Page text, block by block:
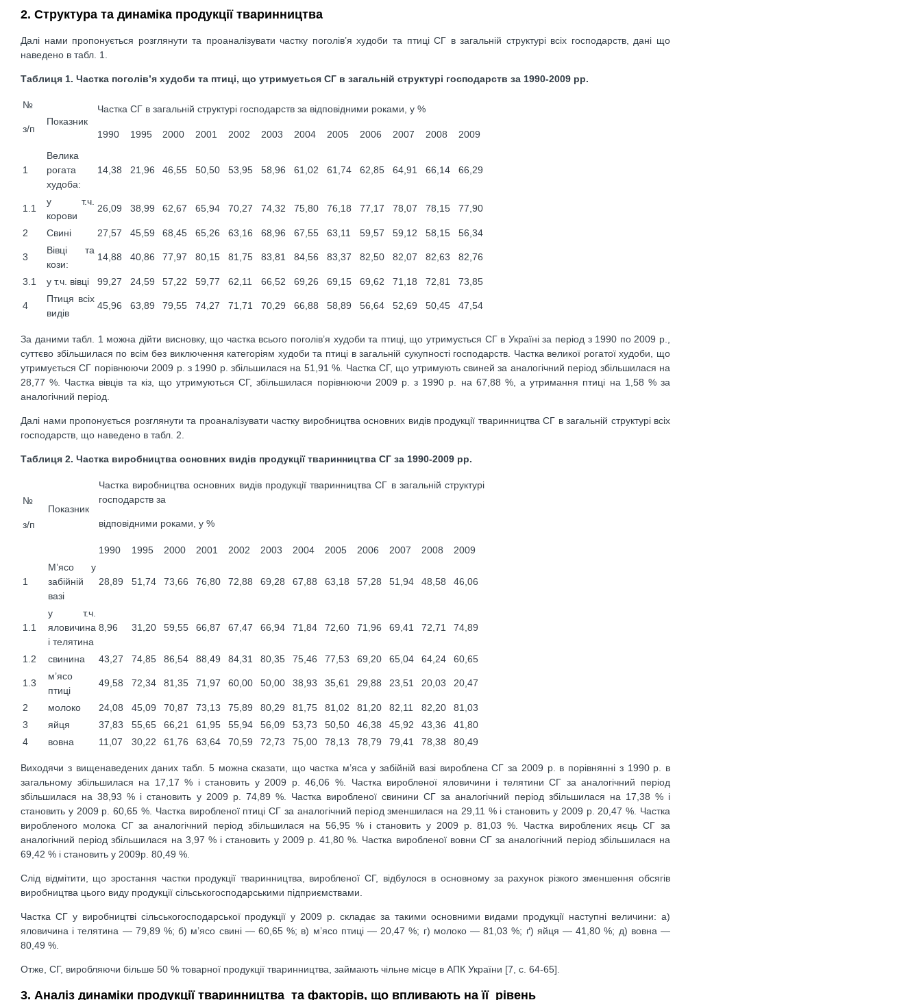
2. Структура та динаміка продукції тваринництва
Далі нами пропонується розглянути та проаналізувати частку поголів’я худоби та птиці СГ в загальній структурі всіх господарств, дані що
наведено в табл. 1.
Таблиця 1. Частка поголів’я худоби та птиці, що утримується СГ в загальній структурі господарств за 1990-2009 рр.
№
з/п
Показник
Частка СГ в загальній структурі господарств за відповідними роками, у %
1990 1995 2000 2001 2002 2003 2004 2005 2006 2007 2008 2009
1
Велика
рогата
худоба:
14,38 21,96 46,55 50,50 53,95 58,96 61,02 61,74 62,85 64,91 66,14 66,29
1.1
у т.ч.
корови
26,09 38,99 62,67 65,94 70,27 74,32 75,80 76,18 77,17 78,07 78,15 77,90
2 Свині 27,57 45,59 68,45 65,26 63,16 68,96 67,55 63,11 59,57 59,12 58,15 56,34
3
Вівці та
кози:
14,88 40,86 77,97 80,15 81,75 83,81 84,56 83,37 82,50 82,07 82,63 82,76
3.1 у т.ч. вівці 99,27 24,59 57,22 59,77 62,11 66,52 69,26 69,15 69,62 71,18 72,81 73,85
4
Птиця всіх
видів
45,96 63,89 79,55 74,27 71,71 70,29 66,88 58,89 56,64 52,69 50,45 47,54
За даними табл. 1 можна дійти висновку, що частка всього поголів’я худоби та птиці, що утримується СГ в Україні за період з 1990 по 2009 р.,
суттєво збільшилася по всім без виключення категоріям худоби та птиці в загальній сукупності господарств. Частка великої рогатої худоби, що
утримується СГ порівнюючи 2009 р. з 1990 р. збільшилася на 51,91 %. Частка СГ, що утримують свиней за аналогічний період збільшилася на
28,77 %. Частка вівців та кіз, що утримуються СГ, збільшилася порівнюючи 2009 р. з 1990 р. на 67,88 %, а утримання птиці на 1,58 % за
аналогічний період.
Далі нами пропонується розглянути та проаналізувати частку виробництва основних видів продукції тваринництва СГ в загальній структурі всіх
господарств, що наведено в табл. 2.
Таблиця 2. Частка виробництва основних видів продукції тваринництва СГ за 1990-2009 рр.
№
з/п
Показник
Частка виробництва основних видів продукції тваринництва СГ в загальній структурі
господарств за
відповідними роками, у %
1990 1995 2000 2001 2002 2003 2004 2005 2006 2007 2008 2009
1
М’ясо у
забійній
вазі
28,89 51,74 73,66 76,80 72,88 69,28 67,88 63,18 57,28 51,94 48,58 46,06
1.1
у т.ч.
яловичина
і телятина
8,96 31,20 59,55 66,87 67,47 66,94 71,84 72,60 71,96 69,41 72,71 74,89
1.2 свинина 43,27 74,85 86,54 88,49 84,31 80,35 75,46 77,53 69,20 65,04 64,24 60,65
1.3
м’ясо
птиці
49,58 72,34 81,35 71,97 60,00 50,00 38,93 35,61 29,88 23,51 20,03 20,47
2 молоко 24,08 45,09 70,87 73,13 75,89 80,29 81,75 81,02 81,20 82,11 82,20
81,03
3
яйця 37,83 55,65 66,21 61,95 55,94 56,09 53,73 50,50 46,38 45,92 43,36
41,80
4
вовна 11,07 30,22 61,76 63,64 70,59 72,73 75,00 78,13 78,79 79,41 78,38 80,49
Виходячи з вищенаведених даних табл. 5 можна сказати, що частка м’яса у забійній вазі вироблена СГ за 2009 р. в порівнянні з 1990 р. в
загальному збільшилася на 17,17 % і становить у 2009 р. 46,06 %. Частка виробленої яловичини і телятини СГ за аналогічний період
збільшилася на 38,93 % і становить у 2009 р. 74,89 %. Частка виробленої свинини СГ за аналогічний період збільшилася на 17,38 % і
становить у 2009 р. 60,65 %. Частка виробленої птиці СГ за аналогічний період зменшилася на 29,11 % і становить у 2009 р. 20,47 %. Частка
виробленого молока СГ за аналогічний період збільшилася на 56,95 % і становить у 2009 р. 81,03 %. Частка вироблених яєць СГ за
аналогічний період збільшилася на 3,97 % і становить у 2009 р. 41,80 %. Частка виробленої вовни СГ за аналогічний період збільшилася на
69,42 % і становить у 2009р. 80,49 %.
Слід відмітити, що зростання частки продукції тваринництва, виробленої СГ, відбулося в основному за рахунок різкого зменшення обсягів
виробництва цього виду продукції сільськогосподарськими підприємствами.
Частка СГ у виробництві сільськогосподарської продукції у 2009 р. складає за такими основними видами продукції наступні величини: а)
яловичина і телятина — 79,89 %; б) м’ясо свині — 60,65 %; в) м’ясо птиці — 20,47 %; г) молоко — 81,03 %; ґ) яйця — 41,80 %; д) вовна —
80,49 %.
Отже, СГ, виробляючи більше 50 % товарної продукції тваринництва, займають чільне місце в АПК України [7, c. 64-65].
3. Аналіз динаміки продукції тваринництва та факторів, що впливають на її рівень